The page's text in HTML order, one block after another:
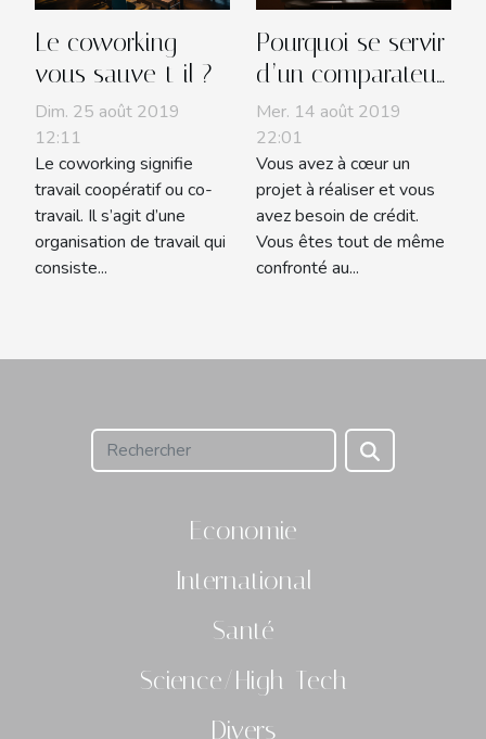
Le coworking
vous sauve-t-il ?
Dim. 25 août 2019
12:11
Le coworking signifie
travail coopératif ou co-
travail. Il s’agit d’une
organisation de travail qui
consiste...
Pourquoi se servir
d’un comparateur
de crédit en ligne
?
Mer. 14 août 2019
22:01
Vous avez à cœur un
projet à réaliser et vous
avez besoin de crédit.
Vous êtes tout de même
confronté au...
Economie
International
Santé
Science/High-Tech
Divers